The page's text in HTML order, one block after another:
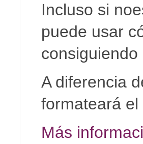
Incluso si
puede usar
A diferencia
formateará
Más